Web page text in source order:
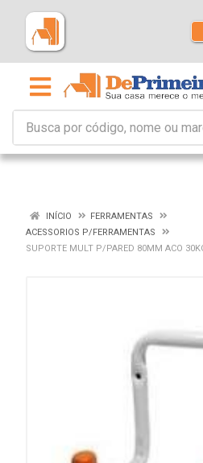
INÍCIO
FERRAMENTAS
ACESSORIOS P/FERRAMENTAS
SUPORTE MULT P/PARED 80MM ACO